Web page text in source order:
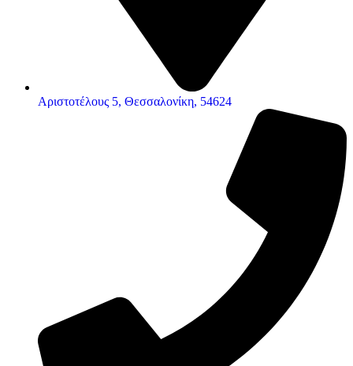
Αριστοτέλους 5, Θεσσαλονίκη, 54624